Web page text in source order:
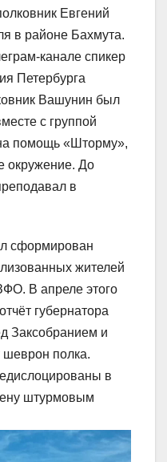
Евгений
в районе Бахмута.
канале спикер
Петербурга
Вашунин был
с группой
помощь «Шторму»,
окружение. До
в
сформирован
жителей
В апреле этого
губернатора
Заксобранием и
шеврон полка.
в
штурмовым